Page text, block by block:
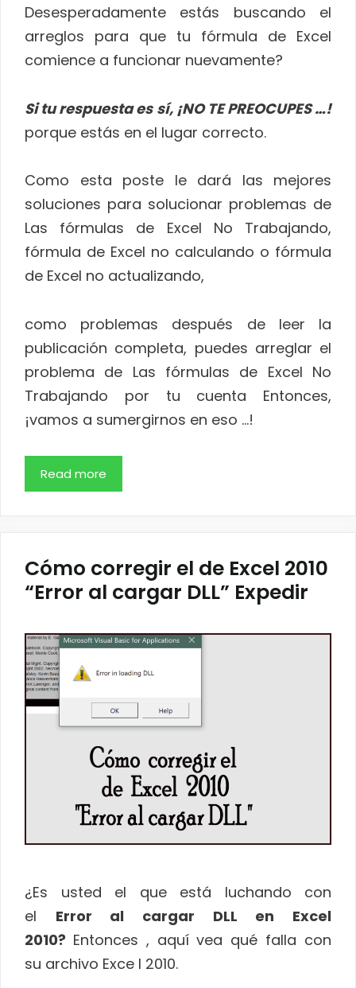
Desesperadamente estás buscando el
arreglos para que tu fórmula de Excel
comience a funcionar nuevamente?
Si tu respuesta es sí, ¡NO TE PREOCUPES …!
porque estás en el lugar correcto.
Como esta poste le dará las mejores
soluciones para solucionar problemas de
Las fórmulas de Excel No Trabajando,
fórmula de Excel no calculando o fórmula
de Excel no actualizando,
como problemas después de leer la
publicación completa, puedes arreglar el
problema de Las fórmulas de Excel No
Trabajando por tu cuenta Entonces,
¡vamos a sumergirnos en eso …!
Read more
Cómo corregir el de Excel 2010
“Error al cargar DLL” Expedir
¿Es usted el que está luchando con
el Error al cargar DLL en Excel
2010? Entonces , aquí vea qué falla con
su archivo Exce l 2010.